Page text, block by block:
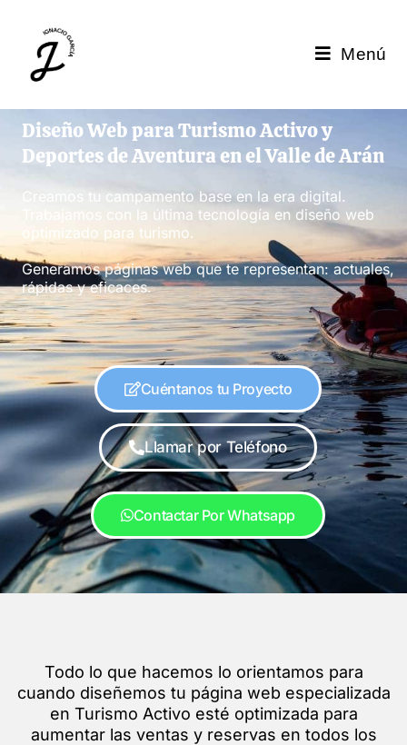
Menú
Diseño Web para Turismo Activo y
Deportes de Aventura en el Valle de Arán
Creamos tu campamento base en la era digital.
Trabajamos con la última tecnología en diseño web
optimizado para turismo.
Generamos páginas web que te representan: actuales,
rápidas y eficaces.
Cuéntanos tu Proyecto
Llamar por Teléfono
Contactar Por Whatsapp
Todo lo que hacemos lo orientamos para
cuando diseñemos tu página web especializada
en Turismo Activo esté optimizada para
aumentar las ventas y reservas en todos los